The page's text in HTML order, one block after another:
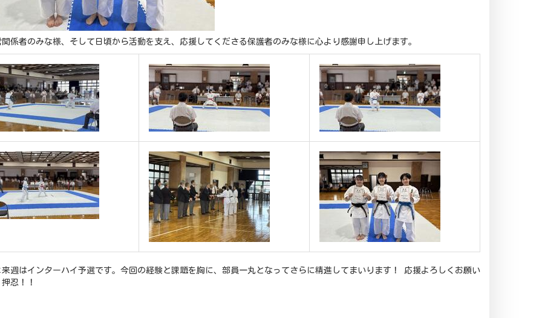
係者のみな様、そして日頃から活動を支え、応援してくださる保護者のみな様に心より感謝申し上げます。
週はインターハイ予選です。今回の経験と課題を胸に、部員一丸となってさらに精進してまいります！ 応援よろしくお願い
忍！！